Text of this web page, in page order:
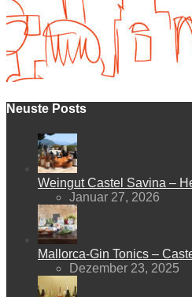
Neuste Posts
Weingut Castel Savina –
Januar 27, 2026
Mallorca-Gin Tonics –
Dezember 23, 2025